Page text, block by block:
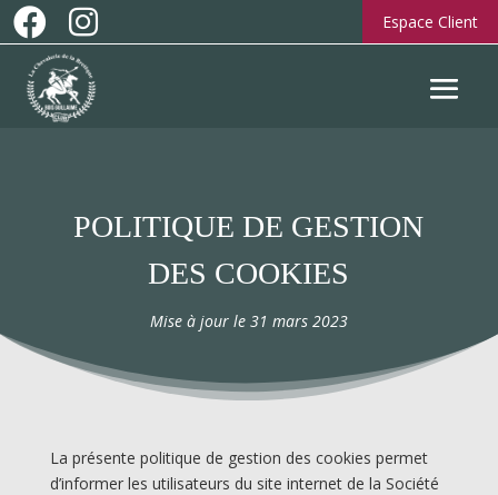
  Espace Client
POLITIQUE DE GESTION
DES COOKIES
Mise à jour le 31 mars 2023
La présente politique de gestion des cookies permet
d’informer les utilisateurs du site internet de la Société